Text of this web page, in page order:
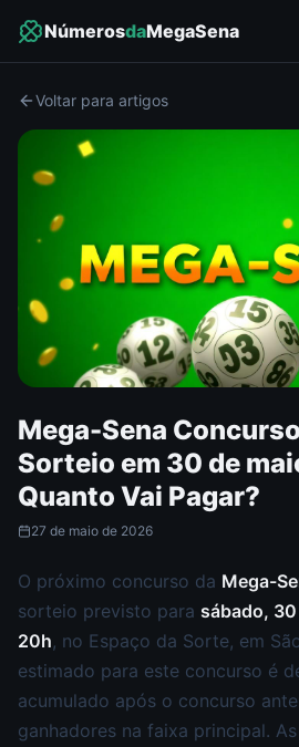
NúmerosdaMegaSena
Voltar para artigos
Mega-Sena
Sorteio em 30 de
Quanto Vai Pagar?
27 de maio de 2026
O próximo concurso da Mega-
sorteio previsto para sábado,
20h, no Espaço da Sorte, em
estimado para este concurso é
acumulado após o concurso
ganhadores na faixa principal.